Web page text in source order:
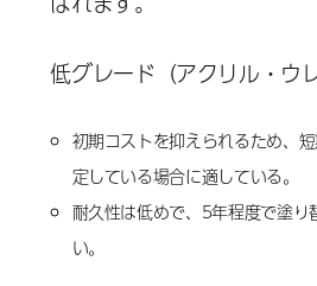
低グレード（アクリル・ウ
初期コストを抑えられるため、
定している場合に適している。
耐久性は低めで、5年程度で塗り
い。